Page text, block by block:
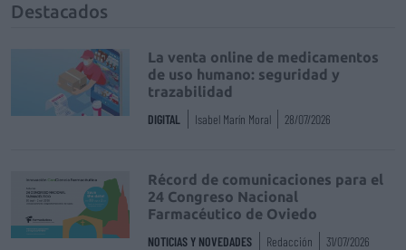
Destacados
La venta online de medicamentos
de uso humano: seguridad y
trazabilidad
DIGITAL Isabel Marín Moral 28/07/2026
Récord de comunicaciones para el
24 Congreso Nacional
Farmacéutico de Oviedo
NOTICIAS Y NOVEDADES Redacción 31/07/2026